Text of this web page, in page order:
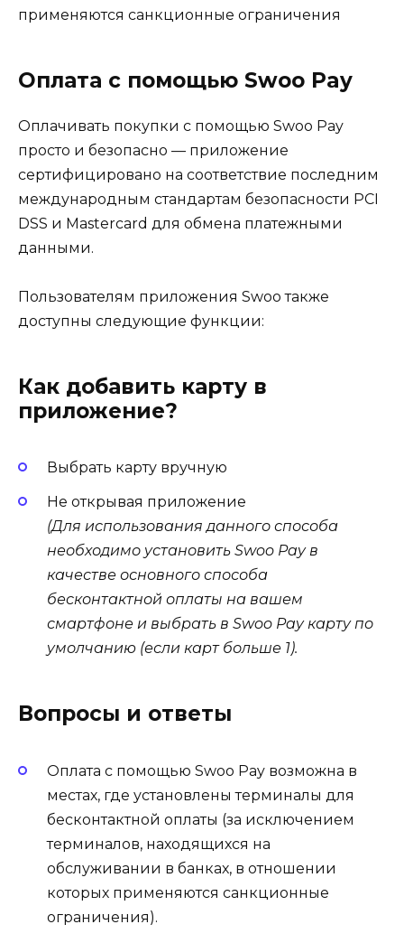
применяются санкционные ограничения
Оплата с помощью Swoo Pay
Оплачивать покупки с помощью Swoo Pay
просто и безопасно — приложение
сертифицировано на соответствие последним
международным стандартам безопасности PCI
DSS и Mastercard для обмена платежными
данными.
Пользователям приложения Swoo также
доступны следующие функции:
Как добавить карту в
приложение?
Выбрать карту вручную
Не открывая приложение
(Для использования данного способа
необходимо установить Swoo Pay в
качестве основного способа
бесконтактной оплаты на вашем
смартфоне и выбрать в Swoo Pay карту по
умолчанию (если карт больше 1).
Вопросы и ответы
Оплата с помощью Swoo Pay возможна в
местах, где установлены терминалы для
бесконтактной оплаты (за исключением
терминалов, находящихся на
обслуживании в банках, в отношении
которых применяются санкционные
ограничения).